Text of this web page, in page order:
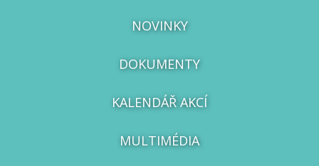
NOVINKY
DOKUMENTY
KALENDÁŘ AKCÍ
MULTIMÉDIA